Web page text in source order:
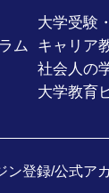
大学受験
ム
キャリア
社会人の
大学教育
ン登録/公式ア